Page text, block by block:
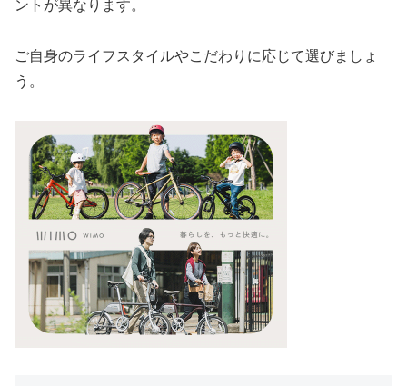
ントが異なります。
ご自身のライフスタイルやこだわりに応じて選びましょ
う。